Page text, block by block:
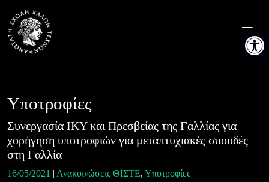
content
Υποτροφίες
Συνεργασία ΙΚΥ και Πρεσβείας της Γαλλίας για
χορήγηση υποτροφιών για μεταπτυχιακές σπουδές
στη Γαλλία
16/05/2021 | Ανακοινώσεις ΘΙΣΤΕ, Υποτροφίες